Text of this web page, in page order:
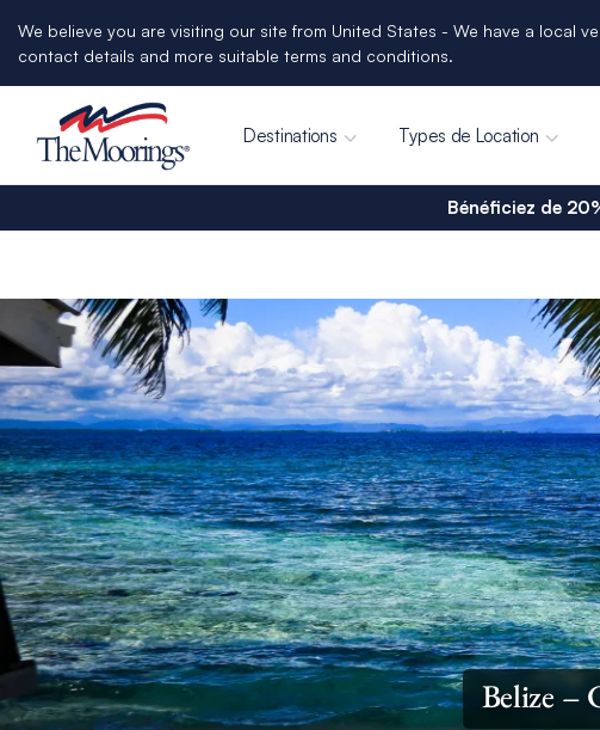
We believe you are visiting our site from United States - We have a local
contact details and more suitable terms and conditions.
Destinations Types de Location
Bénéficiez de
Belize –